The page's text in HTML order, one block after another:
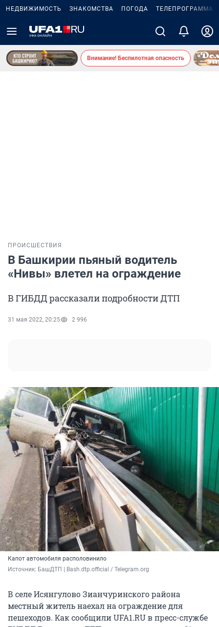
НЕДВИЖИМОСТЬ ЗНАКОМСТВА ПОГОДА ТЕЛЕПРОГРАММА
Внимание! Беспилотная опасность
ПРОИСШЕСТВИЯ
В Башкирии пьяный водитель
«Нивы» влетел на ограждение
В ГИБДД рассказали подробности ДТП
31 мая 2022, 20:25 2 996
Капот автомобиля располовинило
Источник: БашДТП | Bash.dtp.official / Telegram.org
В селе Исянгулово Зианчуринского района
местный житель наехал на ограждение для
пешеходов. Как сообщили UFA1.RU в пресс-службе